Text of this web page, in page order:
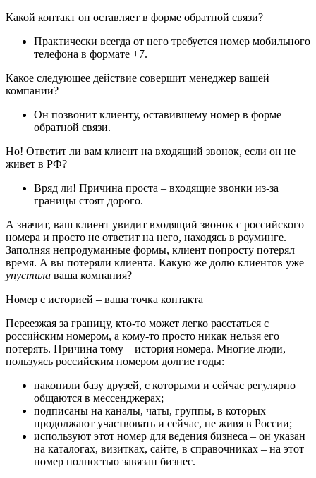
Какой контакт он оставляет в форме обратной связи?
Практически всегда от него требуется номер мобильного
телефона в формате +7.
Какое следующее действие совершит менеджер вашей
компании?
Он позвонит клиенту, оставившему номер в форме
обратной связи.
Но! Ответит ли вам клиент на входящий звонок, если он не
живет в РФ?
Вряд ли! Причина проста – входящие звонки из-за
границы стоят дорого.
А значит, ваш клиент увидит входящий звонок с российского
номера и просто не ответит на него, находясь в роуминге.
Заполняя непродуманные формы, клиент попросту потерял
время. А вы потеряли клиента. Какую же долю клиентов уже
упустила ваша компания?
Номер с историей – ваша точка контакта
Переезжая за границу, кто-то может легко расстаться с
российским номером, а кому-то просто никак нельзя его
потерять. Причина тому – история номера. Многие люди,
пользуясь российским номером долгие годы:
накопили базу друзей, с которыми и сейчас регулярно
общаются в мессенджерах;
подписаны на каналы, чаты, группы, в которых
продолжают участвовать и сейчас, не живя в России;
используют этот номер для ведения бизнеса – он указан
на каталогах, визитках, сайте, в справочниках – на этот
номер полностью завязан бизнес.